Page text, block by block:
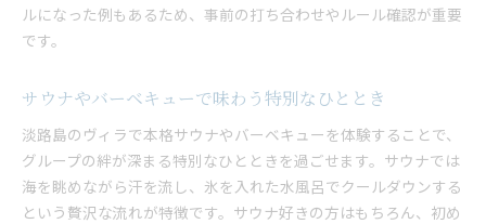
ルになった例もあるため、事前の打ち合わせやルール確認が重要
です。
サウナやバーベキューで味わう特別なひととき
淡路島のヴィラで本格サウナやバーベキューを体験することで、
グループの絆が深まる特別なひとときを過ごせます。サウナでは
海を眺めながら汗を流し、氷を入れた水風呂でクールダウンする
という贅沢な流れが特徴です。サウナ好きの方はもちろん、初め